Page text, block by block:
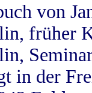
von
früher
in der